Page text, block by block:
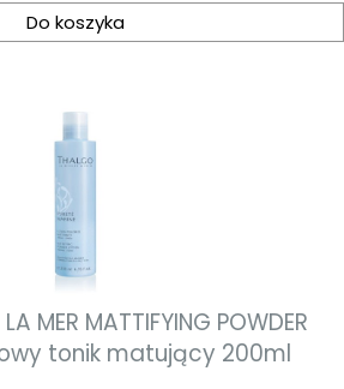
Do koszyka
MER MATTIFYING POWDER
tonik matujący 200ml